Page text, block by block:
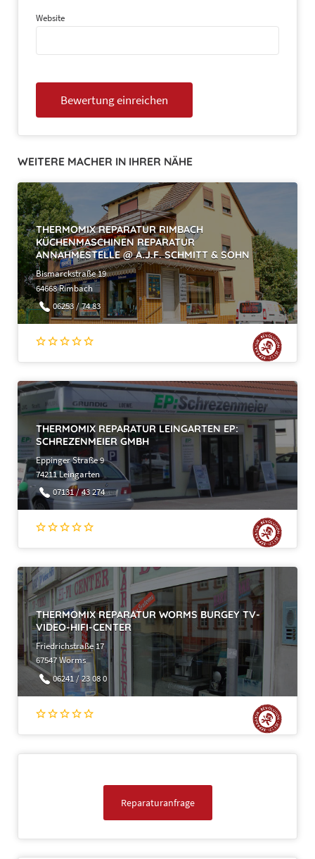
Website
WEITERE MACHER IN IHRER NÄHE
THERMOMIX REPARATUR RIMBACH
KÜCHENMASCHINEN REPARATUR
ANNAHMESTELLE @ A.J.F. SCHMITT & SOHN
Bismarckstraße 19
64668 Rimbach
06253 / 74 83
THERMOMIX REPARATUR LEINGARTEN EP:
SCHREZENMEIER GMBH
Eppinger Straße 9
74211 Leingarten
07131 / 43 274
THERMOMIX REPARATUR WORMS BURGEY TV-
VIDEO-HIFI-CENTER
Friedrichstraße 17
67547 Worms
06241 / 23 08 0
Reparaturanfrage